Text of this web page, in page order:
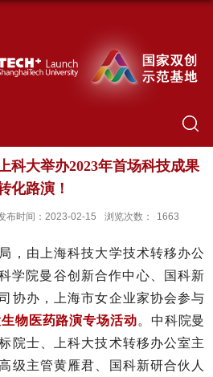
科大举办2023年首场科技成果
化路演！
布时间：2023-02-15 浏览次数： 1663
，由上海科技大学技术转移办公
学院曼谷创新合作中心、国科新
协办，上海市女企业家协会参与
物医药路演专场活动。中科院曼
院士、上科大技术转移办公室主
级主管黄雁君、国科新研合伙人